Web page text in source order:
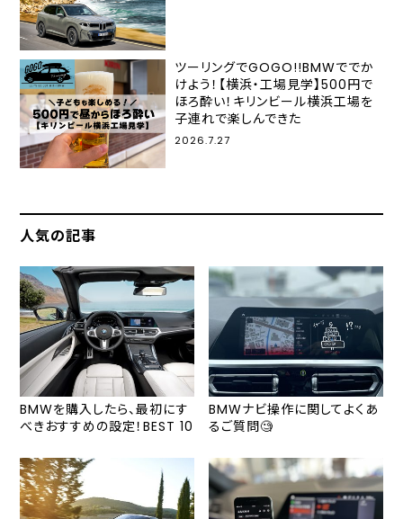
ツーリングでGOGO!!BMWででか
けよう！【横浜・工場見学】500円で
ほろ酔い！キリンビール横浜工場を
子連れで楽しんできた
2026.7.27
人気の記事
BMWを購入したら、最初にす
べきおすすめの設定！BEST 10
BMWナビ操作に関してよくあ
るご質問🧐